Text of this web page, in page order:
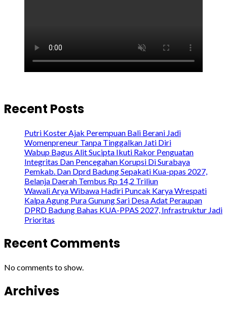
Recent Posts
Putri Koster Ajak Perempuan Bali Berani Jadi
Womenpreneur Tanpa Tinggalkan Jati Diri
Wabup Bagus Alit Sucipta Ikuti Rakor Penguatan
Integritas Dan Pencegahan Korupsi Di Surabaya
Pemkab. Dan Dprd Badung Sepakati Kua-ppas 2027,
Belanja Daerah Tembus Rp 14,2 Triliun
Wawali Arya Wibawa Hadiri Puncak Karya Wrespati
Kalpa Agung Pura Gunung Sari Desa Adat Peraupan
DPRD Badung Bahas KUA-PPAS 2027, Infrastruktur Jadi
Prioritas
Recent Comments
No comments to show.
Archives